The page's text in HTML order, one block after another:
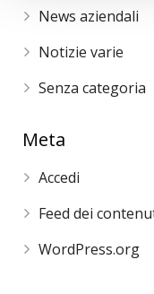
News aziendali
Notizie varie
Senza categoria
Meta
Accedi
Feed dei
WordPress.org